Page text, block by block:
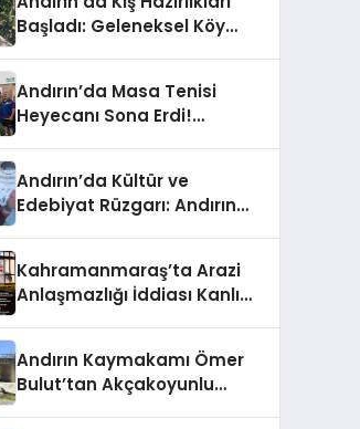
Başladı: Geleneksel Köy
Andırın’da Masa Tenisi
Heyecanı Sona Erdi!
Andırın’da Kültür ve
Edebiyat Rüzgarı: Andırın
Kahramanmaraş’ta Arazi
Anlaşmazlığı İddiası Kanlı
Andırın Kaymakamı Ömer
Bulut’tan Akçakoyunlu